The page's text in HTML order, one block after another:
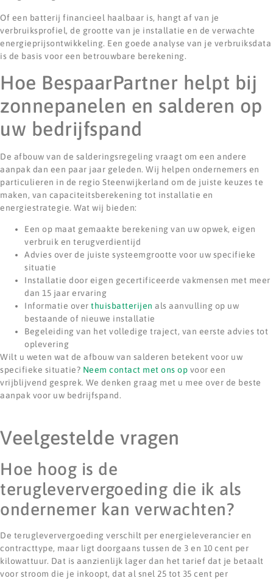
Of een batterij financieel haalbaar is, hangt af van je
verbruiksprofiel, de grootte van je installatie en de verwachte
energieprijsontwikkeling. Een goede analyse van je verbruiksdata
is de basis voor een betrouwbare berekening.
Hoe BespaarPartner helpt bij
zonnepanelen en salderen op
uw bedrijfspand
De afbouw van de salderingsregeling vraagt om een andere
aanpak dan een paar jaar geleden. Wij helpen ondernemers en
particulieren in de regio Steenwijkerland om de juiste keuzes te
maken, van capaciteitsberekening tot installatie en
energiestrategie. Wat wij bieden:
Een op maat gemaakte berekening van uw opwek, eigen
verbruik en terugverdientijd
Advies over de juiste systeemgrootte voor uw specifieke
situatie
Installatie door eigen gecertificeerde vakmensen met meer
dan 15 jaar ervaring
Informatie over thuisbatterijen als aanvulling op uw
bestaande of nieuwe installatie
Begeleiding van het volledige traject, van eerste advies tot
oplevering
Wilt u weten wat de afbouw van salderen betekent voor uw
specifieke situatie? Neem contact met ons op voor een
vrijblijvend gesprek. We denken graag met u mee over de beste
aanpak voor uw bedrijfspand.
Veelgestelde vragen
Hoe hoog is de
terugleververgoeding die ik als
ondernemer kan verwachten?
De terugleververgoeding verschilt per energieleverancier en
contracttype, maar ligt doorgaans tussen de 3 en 10 cent per
kilowattuur. Dat is aanzienlijk lager dan het tarief dat je betaalt
voor stroom die je inkoopt, dat al snel 25 tot 35 cent per